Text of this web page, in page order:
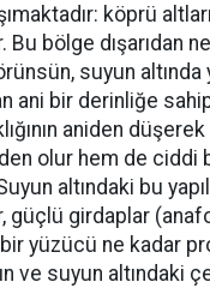
köprü
bölge dışarıdan
suyun altında
ani bir derinliğe
aniden
olur hem de ciddi
altındaki bu
güçlü girdaplar
yüzücü ne kadar
ve suyun altındaki